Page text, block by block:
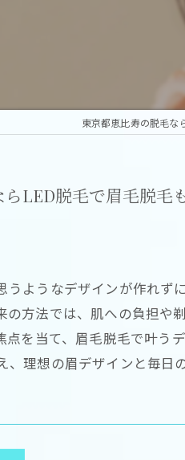
東京都恵比寿の脱毛な
LED脱毛で眉毛脱毛
うようなデザインが作れ
の方法では、肌への負担や
点を当て、眉毛脱毛で叶う
、理想の眉デザインと毎日